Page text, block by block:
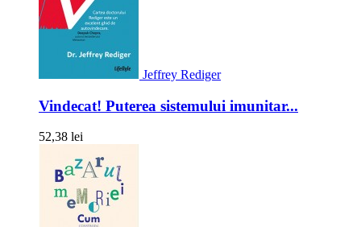
Jeffrey Rediger
Vindecat! Puterea sistemului imunitar...
52,38 lei